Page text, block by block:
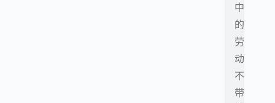
中
的
劳
动
不
带